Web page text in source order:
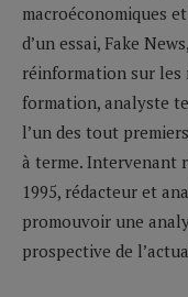
macroéconomiques
d’un essai, Fake
réinformation sur les
formation, analyste
l’un des tout
à terme. Intervenant
1995, rédacteur et
promouvoir une
prospective de